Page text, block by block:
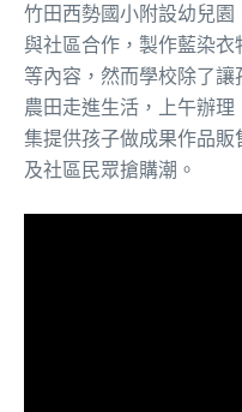
竹田西勢國小附設幼兒園
與社區合作，製作藍染
等內容，然而學校除了
農田走進生活，上午辦
集提供孩子做成果作品
及社區民眾搶購潮。